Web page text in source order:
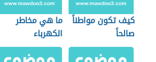
كيف تكون مواطناً
صالحاً
ما هي مخاطر
الكهرباء